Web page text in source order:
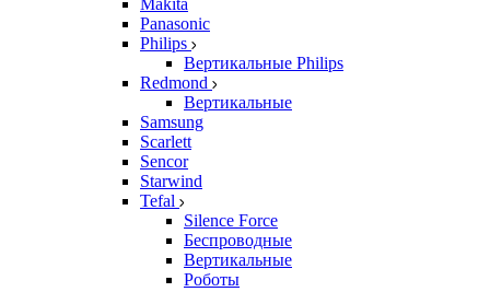
Makita
Panasonic
Philips
Вертикальные Philips
Redmond
Вертикальные
Samsung
Scarlett
Sencor
Starwind
Tefal
Silence Force
Беспроводные
Вертикальные
Роботы